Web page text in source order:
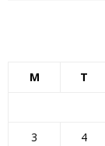
M T
3
4